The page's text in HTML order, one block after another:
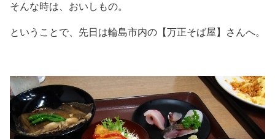
そんな時は、おいしもの。
ということで、先日は輪島市内の【万正そば屋】さんへ。